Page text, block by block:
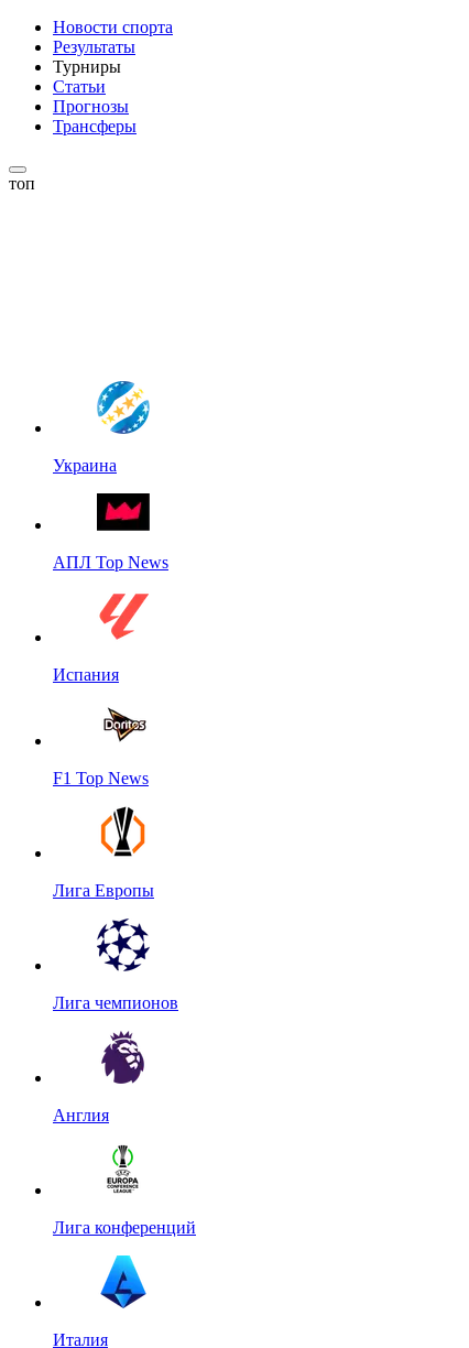
Новости спорта
Результаты
Турниры
Статьи
Прогнозы
Трансферы
топ
Украина
АПЛ Top News
Испания
F1 Top News
Лига Европы
Лига чемпионов
Англия
Лига конференций
Италия